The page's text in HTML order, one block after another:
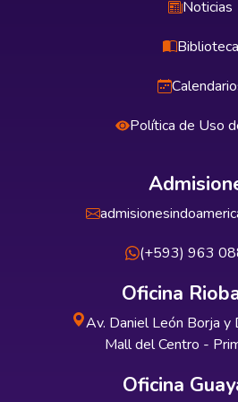
Noticias
Biblioteca
Política de Uso
(+593) 963
Oficina
Av. Daniel León Borja y
Mall del Centro -
Oficina